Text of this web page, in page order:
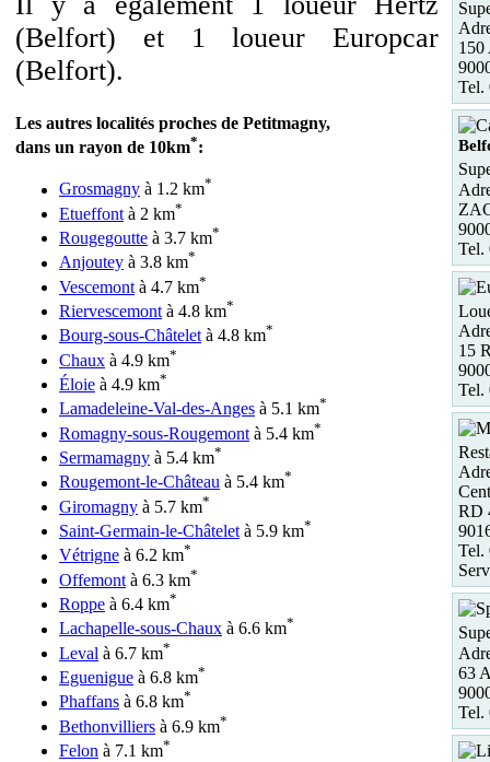
(Belfort) et 1 loueur Europcar
(Belfort).
Les autres localités proches de Petitmagny,
dans un rayon de 10km*:
Grosmagny à 1.2 km*
Etueffont à 2 km*
Rougegoutte à 3.7 km*
Anjoutey à 3.8 km*
Vescemont à 4.7 km*
Riervescemont à 4.8 km*
Bourg-sous-Châteletà 4.8 km*
Chaux à 4.9 km*
Éloie à 4.9 km*
Lamadeleine-Val-des-Anges à 5.1 km*
Romagny-sous-Rougemont à 5.4 km*
Sermamagny à 5.4 km*
Rougemont-le-Château à 5.4 km*
Giromagny à 5.7 km*
Saint-Germain-le-Châtelet à 5.9 km*
Vétrigne à 6.2 km*
Offemont à 6.3 km*
Roppe à 6.4 km*
Lachapelle-sous-Chaux à 6.6 km*
Leval à 6.7 km*
Eguenigue à 6.8 km*
Phaffans à 6.8 km*
Bethonvilliers à 6.9 km*
Felon à 7.1 km*
150
Tel.
Tel.
15
Tel.
RD
Tel.
63
Tel.